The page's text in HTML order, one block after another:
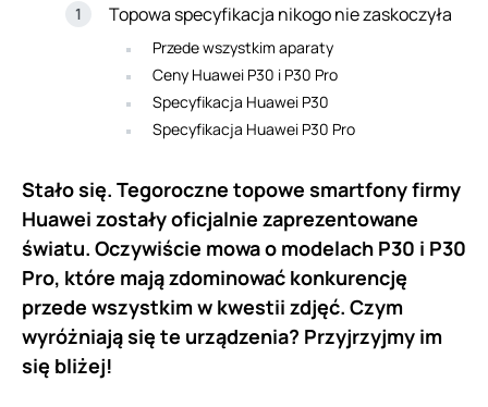
Topowa specyfikacja nikogo nie zaskoczyła
Przede wszystkim aparaty
Ceny Huawei P30 i P30 Pro
Specyfikacja Huawei P30
Specyfikacja Huawei P30 Pro
Stało się. Tegoroczne topowe smartfony firmy
Huawei zostały oficjalnie zaprezentowane
światu. Oczywiście mowa o modelach P30 i P30
Pro, które mają zdominować konkurencję
przede wszystkim w kwestii zdjęć. Czym
wyróżniają się te urządzenia? Przyjrzyjmy im
się bliżej!